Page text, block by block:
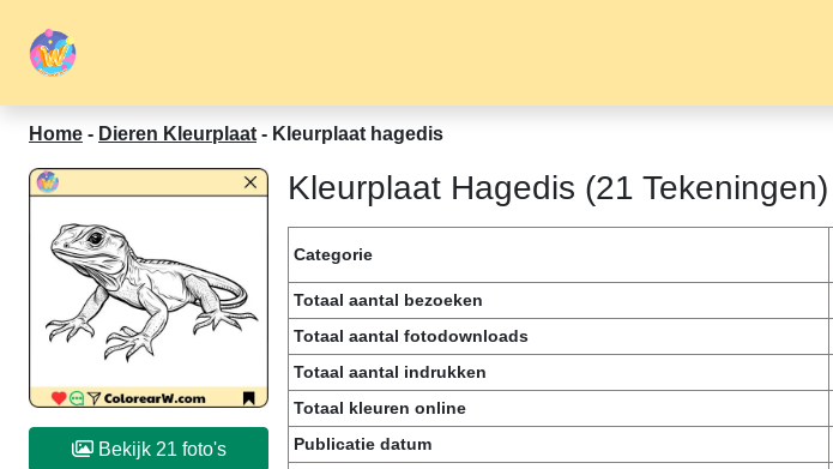
Home - Dieren Kleurplaat - Kleurplaat hagedis
Bekijk 21 foto's
Kleurplaat Hagedis (21 Tekeningen)
Categorie
Totaal aantal bezoeken
Totaal aantal fotodownloads
Totaal aantal indrukken
Totaal kleuren online
Publicatie datum